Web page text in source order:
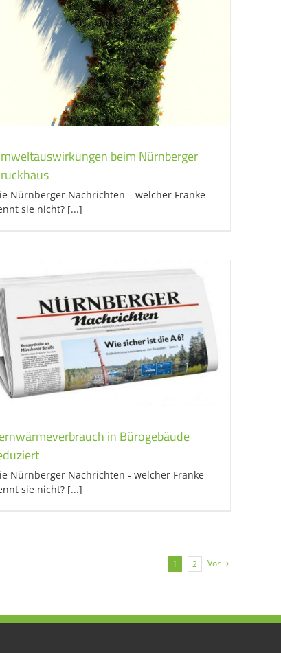
beim Nürnberger
Nürnberger Nachrichten – welcher Franke
sie nicht? [...]
in Bürogebäude
Nürnberger Nachrichten - welcher Franke
sie nicht? [...]
1 2 Vor